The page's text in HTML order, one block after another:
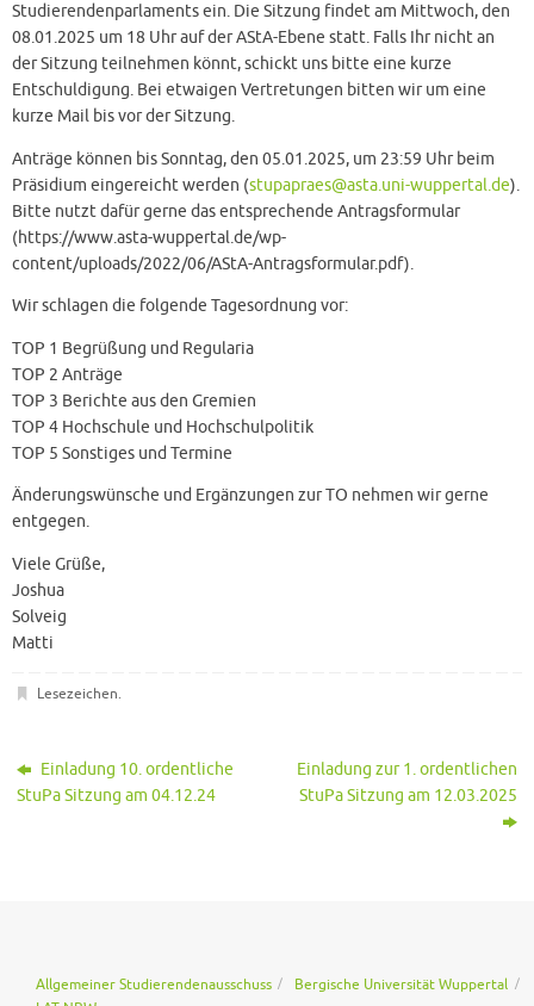
Studierendenparlaments ein. Die Sitzung findet am Mittwoch, den
08.01.2025 um 18 Uhr auf der AStA-Ebene statt. Falls Ihr nicht an
der Sitzung teilnehmen könnt, schickt uns bitte eine kurze
Entschuldigung. Bei etwaigen Vertretungen bitten wir um eine
kurze Mail bis vor der Sitzung.
Anträge können bis Sonntag, den 05.01.2025, um 23:59 Uhr beim
Präsidium eingereicht werden (stupapraes@asta.uni-wuppertal.de).
Bitte nutzt dafür gerne das entsprechende Antragsformular
(https://www.asta-wuppertal.de/wp-
content/uploads/2022/06/AStA-Antragsformular.pdf).
Wir schlagen die folgende Tagesordnung vor:
TOP 1 Begrüßung und Regularia
TOP 2 Anträge
TOP 3 Berichte aus den Gremien
TOP 4 Hochschule und Hochschulpolitik
TOP 5 Sonstiges und Termine
Änderungswünsche und Ergänzungen zur TO nehmen wir gerne
entgegen.
Viele Grüße,
Joshua
Solveig
Matti
Lesezeichen.
Einladung 10. ordentliche
StuPa Sitzung am 04.12.24
Einladung zur 1. ordentlichen
StuPa Sitzung am 12.03.2025
Allgemeiner Studierendenausschuss
Bergische Universität Wuppertal